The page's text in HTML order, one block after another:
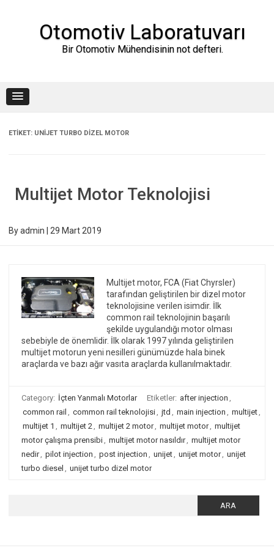
Otomotiv Laboratuvarı
Bir Otomotiv Mühendisinin not defteri.
ETIKET: UNIJET TURBO DIZEL MOTOR
Multijet Motor Teknolojisi
Byadmin 29 Mart 2019
Multijet motor, FCA (Fiat Chyrsler)
tarafından geliştirilen bir dizel motor
teknolojisine verilen isimdir. İlk
common rail teknolojinin başarılı
şekilde uygulandığı motor olması
sebebiyle de önemlidir. İlk olarak 1997 yılında geliştirilen
multijet motorun yeni nesilleri günümüzde hala binek
araçlarda ve bazı ağır vasıta araçlarda kullanılmaktadır.
Category: İçten Yanmalı Motorlar Etiketler: after injection ,
common rail , common rail teknolojisi, jtd , main injection , multijet,
multijet 1 , multijet 2, multijet 2 motor, multijet motor, multijet
motor çalışma prensibi, multijet motor nasıldır, multijet motor
nedir, pilot injection , post injection , unijet, unijet motor, unijet
turbo diesel , unijet turbo dizel motor